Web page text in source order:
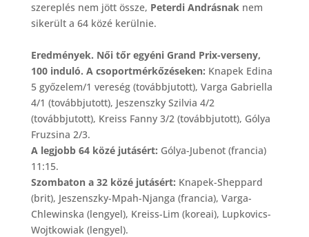
szereplés nem jött össze, Peterdi Andrásnaknem
sikerült a 64 közé kerülnie.
Eredmények. Női tőr egyéni Grand Prix-verseny,
100 induló. A csoportmérkőzéseken: Knapek Edina
5 győzelem/1 vereség (továbbjutott), Varga Gabriella
4/1 (továbbjutott), Jeszenszky Szilvia 4/2
(továbbjutott), Kreiss Fanny 3/2 (továbbjutott), Gólya
Fruzsina 2/3.
A legjobb 64 közé jutásért: Gólya-Jubenot (francia)
11:15.
Szombaton a 32 közé jutásért: Knapek-Sheppard
(brit), Jeszenszky-Mpah-Njanga (francia), Varga-
Chlewinska (lengyel), Kreiss-Lim (koreai), Lupkovics-
Wojtkowiak (lengyel).